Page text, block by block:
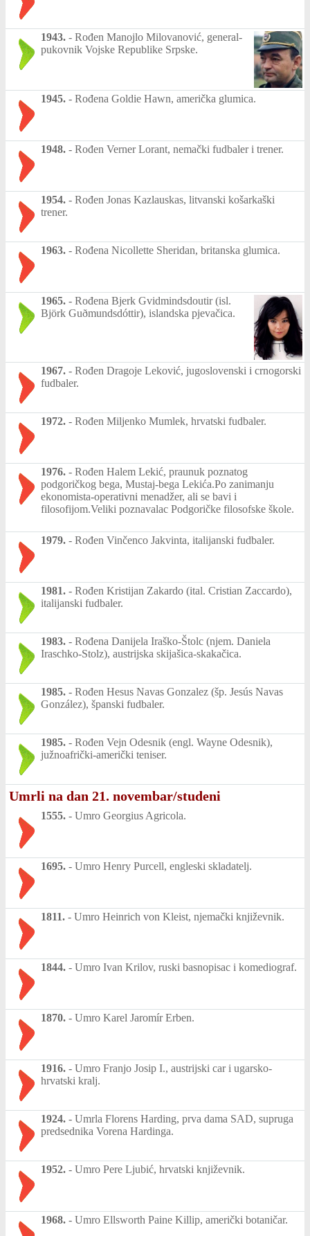
1943. - Rođen Manojlo Milovanović, general-
pukovnik Vojske Republike Srpske.
1945. - Rođena Goldie Hawn, američka glumica.
1948. - Rođen Verner Lorant, nemački fudbaler i trener.
1954. - Rođen Jonas Kazlauskas, litvanski košarkaški
trener.
1963. - Rođena Nicollette Sheridan, britanska glumica.
1965. - Rođena Bjerk Gvidmindsdoutir (isl.
Björk Guðmundsdóttir), islandska pjevačica.
1967. - Rođen Dragoje Leković, jugoslovenski i crnogorski
fudbaler.
1972. - Rođen Miljenko Mumlek, hrvatski fudbaler.
1976. - Rođen Halem Lekić, praunuk poznatog
podgoričkog bega, Mustaj-bega Lekića.Po zanimanju
ekonomista-operativni menadžer, ali se bavi i
filosofijom.Veliki poznavalac Podgoričke filosofske škole.
1979. - Rođen Vinčenco Jakvinta, italijanski fudbaler.
1981. - Rođen Kristijan Zakardo (ital. Cristian Zaccardo),
italijanski fudbaler.
1983. - Rođena Danijela Iraško-Štolc (njem. Daniela
Iraschko-Stolz), austrijska skijašica-skakačica.
1985. - Rođen Hesus Navas Gonzalez (šp. Jesús Navas
González), španski fudbaler.
1985. - Rođen Vejn Odesnik (engl. Wayne Odesnik),
južnoafrički-američki teniser.
Umrli na dan 21. novembar/studeni
1555. - Umro Georgius Agricola.
1695. - Umro Henry Purcell, engleski skladatelj.
1811. - Umro Heinrich von Kleist, njemački književnik.
1844. - Umro Ivan Krilov, ruski basnopisac i komediograf.
1870. - Umro Karel Jaromír Erben.
1916. - Umro Franjo Josip I., austrijski car i ugarsko-
hrvatski kralj.
1924. - Umrla Florens Harding, prva dama SAD, supruga
predsednika Vorena Hardinga.
1952. - Umro Pere Ljubić, hrvatski književnik.
1968. - Umro Ellsworth Paine Killip, američki botaničar.